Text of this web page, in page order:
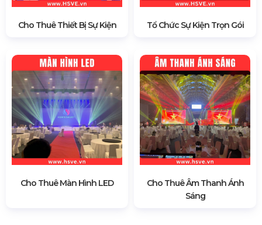
Cho Thuê Thiết Bị Sự Kiện Tổ Chức Sự Kiện Trọn Gói
Cho Thuê Màn Hình LED
Cho Thuê Âm Thanh Ánh
Sáng